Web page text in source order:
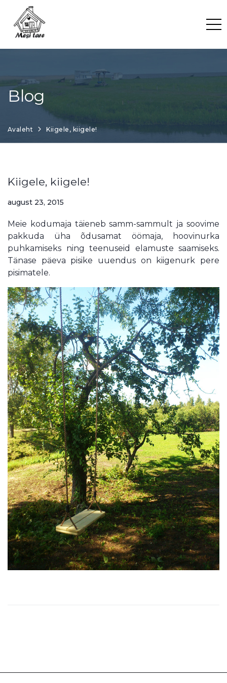
content
Blog
Avaleht Kiigele, kiigele!
Kiigele, kiigele!
august 23, 2015
Meie kodumaja täieneb samm-sammult ja soovime
pakkuda üha õdusamat öömaja, hoovinurka
puhkamiseks ning teenuseid elamuste saamiseks.
Tänase päeva pisike uuendus on kiigenurk pere
pisimatele.